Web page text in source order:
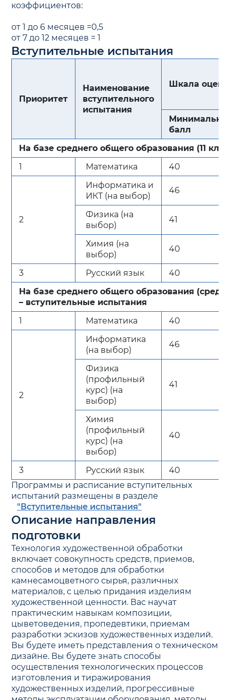
коэффициентов:
от 1 до 6 месяцев =0,5
от 7 до 12 месяцев = 1
Вступительные испытания
Приоритет
Наименование
вступительного
испытания
Шкала
балл
На базе среднего общего образования (11
1
Математика 40
2
Информатика и
ИКТ (на выбор)
46
Физика (на
выбор)
41
Химия (на
выбор)
40
3 Русский язык
40
На базе среднего общего образования
– вступительные испытания
1
Математика 40
2
Информатика
(на выбор)
46
Физика
(профильный
курс) (на
выбор)
41
Химия
(профильный
курс) (на
выбор)
40
3 Русский язык
40
Программы и расписание вступительных
испытаний размещены в разделе
"Вступительные испытания"
Описание направления
подготовки
Технология художественной обработки
включает совокупность средств, приемов,
способов и методов для обработки
камнесамоцветного сырья, различных
материалов, с целью придания изделиям
художественной ценности. Вас научат
практическим навыкам композиции,
цыветоведения, пропедевтики, приемам
разработки эскизов художественных изделий.
Вы будете иметь представления о техническом
дизайне. Вы будете знать способы
осуществления технологических процессов
изготовления и тиражирования
художественных изделий, прогрессивные